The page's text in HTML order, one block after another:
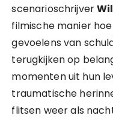
scenarioschrijver
filmische manier
gevoelens van
terugkijken op
momenten uit hun
traumatische
flitsen weer als